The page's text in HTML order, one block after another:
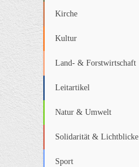
Kirche
Kultur
Land- & Forstwirtschaft
Leitartikel
Natur & Umwelt
Solidarität & Lichtblicke
Sport